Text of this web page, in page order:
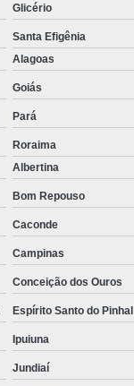
Glicério
Santa Efigênia
Alagoas
Goiás
Pará
Roraima
Albertina
Bom Repouso
Caconde
Campinas
Conceição dos Ouros
Espírito Santo do Pinhal
Ipuiuna
Jundiaí